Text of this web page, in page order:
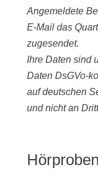
Angemeldete
E-Mail das
zugesendet.
Ihre Daten sind
Daten DsGVo-
auf deutschen
und nicht an
Hörproben